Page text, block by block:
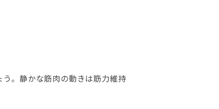
。静かな筋肉の動きは筋力維持